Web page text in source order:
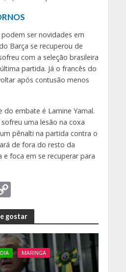
ser novidades em
Barça se recuperou de
com a seleção brasileira
partida. Já o francês do
após contusão menos
do embate é Lamine Yamal.
uma lesão na coxa
pênalti na partida contra o
de fora do resto da
foca em se recuperar para
C
o
p
y
Li
gostar
MARINGA